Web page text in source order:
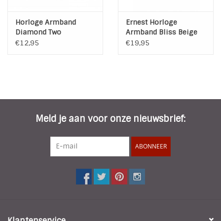
Horloge Armband
Diamond Two
€12,95
Ernest Horloge
Armband Bliss Beige
Silver Nude 2
€19,95
Meld je aan voor onze nieuwsbrief:
ABONNEER